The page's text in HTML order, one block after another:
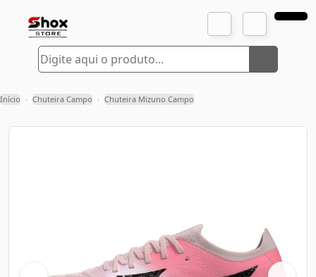
Início › Chuteira Campo › Chuteira Mizuno Campo